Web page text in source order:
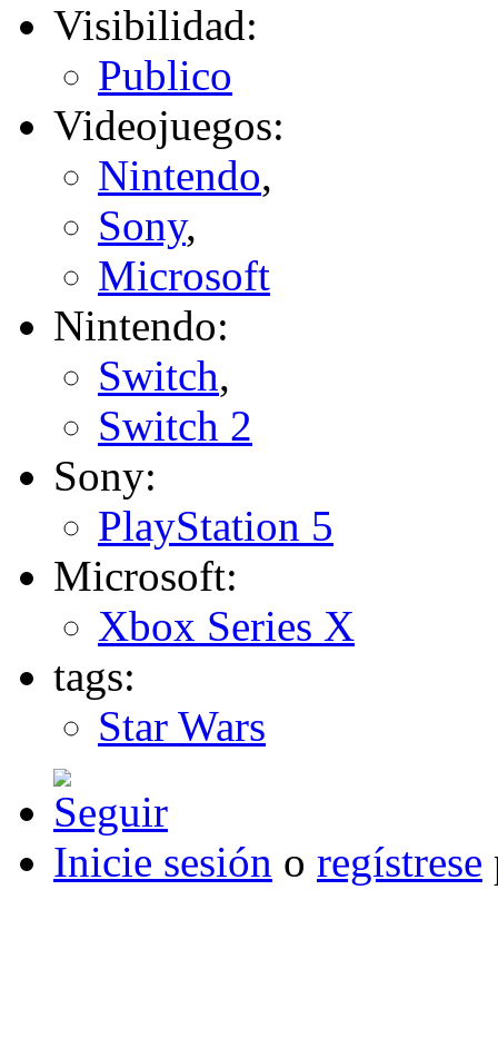
Visibilidad:
Publico
Videojuegos:
Nintendo,
Sony,
Microsoft
Nintendo:
Switch,
Switch 2
Sony:
PlayStation 5
Microsoft:
Xbox Series X
tags:
Star Wars
Inicie sesión o regístrese